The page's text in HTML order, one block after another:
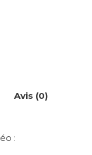
Avis (0)
: